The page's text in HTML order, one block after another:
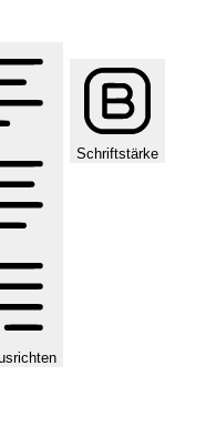
Schriftstärke